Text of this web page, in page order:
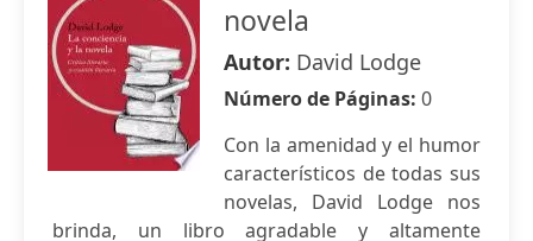
novela
Autor: David Lodge
Número de Páginas: 0
Con la amenidad y el humor
característicos de todas sus
novelas, David Lodge nos
brinda, un libro agradable y altamente